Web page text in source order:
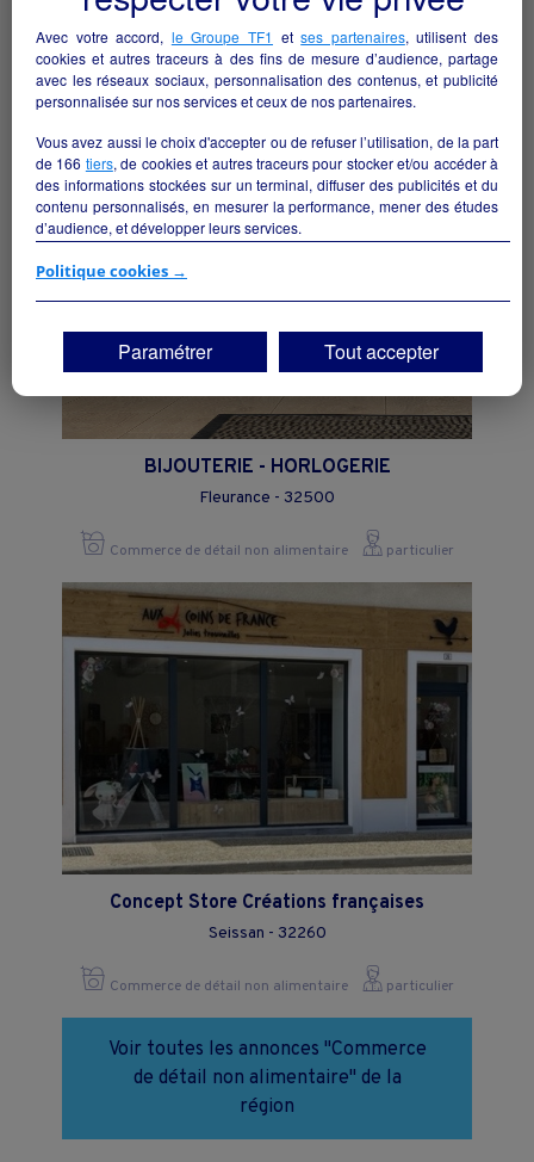
BOUTIQUE PRET A PORTER FEMININ
Céret - 66400
Commerce de détail non alimentaire
BIJOUTERIE - HORLOGERIE
Fleurance - 32500
Commerce de détail non alimentaire particulier
Concept Store Créations françaises
Seissan - 32260
Commerce de détail non alimentaire particulier
Voir toutes les annonces "Commerce
de détail non alimentaire" de la
région
Avec votre accord, le Groupe TF1 etses partenaires, utilisent des
cookies et autres traceurs à des fins de mesure d’audience, partage
avec les réseaux sociaux, personnalisation des contenus, et publicité
personnalisée sur nos services et ceux de nos partenaires.
Vous avez aussi le choix d'accepter ou de refuser l’utilisation, de la part
de 166 tiers, de cookies et autres traceurs pour stocker et/ou accéder à
des informations stockées sur un terminal, diffuser des publicités et du
contenu personnalisés, en mesurer la performance, mener des études
d’audience, et développer leurs services.
Si vous continuez sans accepter, les fonctionnalités liées à la
vos centres d'intérêt. Seuls lescookies/traceurs techniquesseront
déposés et lus sur votre terminal.
Vous pouvez exprimer vos choix en cliquant sur "Tout accepter",
"Continuer sans accepter" ou "Paramétrer", et les modifier à tout
moment en cliquant sur le lien "Paramétrez vos choix" situé en bas de
Politique cookies →
Paramétrer Tout accepter